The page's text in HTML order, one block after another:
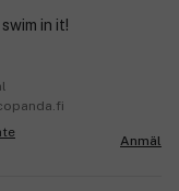
in it!
Anmäl